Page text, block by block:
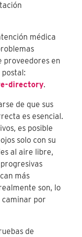
médica
proveedores en
postal:
directory.
de que sus
es esencial.
es posible
solo con su
al aire libre,
más
son, lo
caminar por
de